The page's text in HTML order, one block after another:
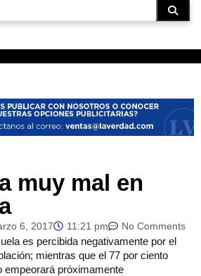
muy mal en
6, 2017 11:21 pm No Comments
es percibida negativamente por el
mientras que el 77 por ciento
empeorará próximamente